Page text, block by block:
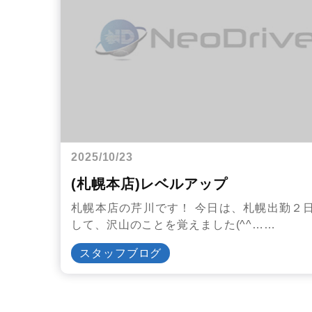
2025/10/23
(札幌本店)レベルアップ
札幌本店の芹川です！ 今日は、札幌出勤２
して、沢山のことを覚えました(^^……
スタッフブログ